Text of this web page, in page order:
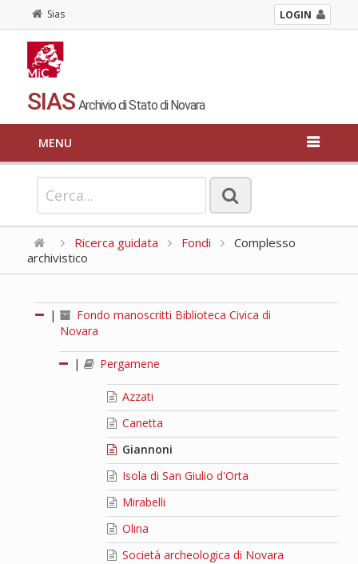
Sias LOGIN
SIAS Archivio di Stato di Novara
MENU
Ricerca guidata Fondi
Complesso
archivistico
|
Fondo manoscritti Biblioteca Civica di
Novara
| Pergamene
Azzati
Canetta
Giannoni
Isola di San Giulio d'Orta
Mirabelli
Olina
Società archeologica di Novara